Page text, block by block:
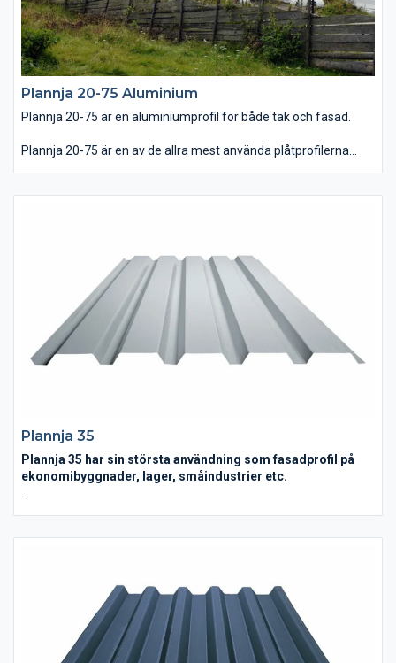
Plannja 20-75 Aluminium
Plannja 20-75 är en aluminiumprofil för både tak och fasad.
Plannja 20-75 är en av de allra mest använda plåtprofilerna
Plannja 35
Plannja 35 har sin största användning som fasadprofil på
ekonomibyggnader, lager, småindustrier etc.